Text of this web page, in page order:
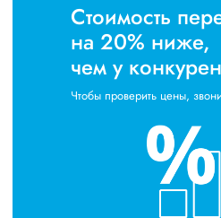
Стоимость
на 20% ниже,
чем у
Чтобы проверить цены,